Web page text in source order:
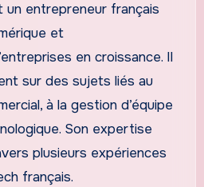
un entrepreneur français
et
en croissance. Il
sur des sujets liés au
à la gestion d’équipe
Son expertise
plusieurs expériences
français.